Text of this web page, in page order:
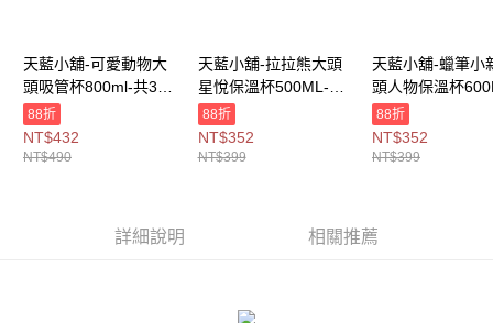
宅配
每筆NT$100，滿NT$1,000(含以上)免運費
付款後門市自取
天藍小舖-可愛動物大
頭吸管杯800ml-共3
色-$490【A11115889
】
88折
NT$432
NT$490
天藍小舖-拉拉熊大頭
星悅保溫杯500ML-共3
色-$399【A11115991
】
88折
NT$352
NT$399
天藍小舖-蠟筆小
頭人物保溫杯
共6
色-$399【
】
88折
NT$352
NT$399
詳細說明 相關推薦